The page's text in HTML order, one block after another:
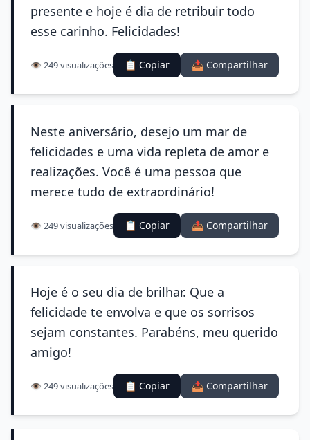
presente e hoje é dia de retribuir todo
esse carinho. Felicidades!
👁️ 249 visualizações 📋 Copiar 📤 Compartilhar
Neste aniversário, desejo um mar de
felicidades e uma vida repleta de amor e
realizações. Você é uma pessoa que
merece tudo de extraordinário!
👁️ 249 visualizações 📋 Copiar 📤 Compartilhar
Hoje é o seu dia de brilhar. Que a
felicidade te envolva e que os sorrisos
sejam constantes. Parabéns, meu querido
amigo!
👁️ 249 visualizações 📋 Copiar 📤 Compartilhar